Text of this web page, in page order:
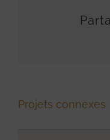
Projets connexes